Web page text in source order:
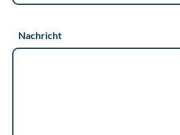
Nachricht